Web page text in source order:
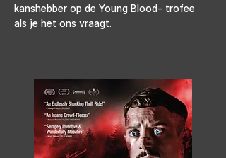
kanshebber op de Young Blood- trofee
als je het ons vraagt.